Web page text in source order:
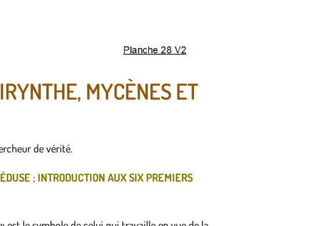
MYCÈNES ET
de vérité.
; INTRODUCTION AUX SIX PREMIERS